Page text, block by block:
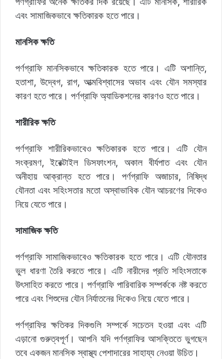
এবং সামাজিকভাবে ক্ষতিকারক হতে পারে।
মানসিক ক্ষতি
পর্ণগ্রাফি মানসিকভাবে ক্ষতিকারক হতে পারে। এটি অশান্তি,
হতাশা, উদ্বেগ, রাগ, আত্মবিশ্বাসের অভাব এবং যৌন সমস্যার
কারণ হতে পারে। পর্ণগ্রাফি অ্যাডিকশনের কারণও হতে পারে।
শারীরিক ক্ষতি
পর্ণগ্রাফি শারীরিকভাবেও ক্ষতিকারক হতে পারে। এটি যৌন
সংক্রমণ, ইরেক্টাইল ডিসফাংশন, অকাল বীর্যপাত এবং যৌন
অনীহায় আক্রান্ত হতে পারে। পর্ণগ্রাফি অজাচার, নিষিদ্ধ
যৌনতা এবং সহিংসতার মতো অস্বাভাবিক যৌন আচরণের দিকেও
নিয়ে যেতে পারে।
সামাজিক ক্ষতি
পর্ণগ্রাফি সামাজিকভাবেও ক্ষতিকারক হতে পারে। এটি যৌনতার
ভুল ধারণা তৈরি করতে পারে। এটি নারীদের প্রতি সহিংসতাকে
উৎসাহিত করতে পারে। পর্ণগ্রাফি পারিবারিক সম্পর্ককে নষ্ট করতে
পারে এবং শিশুদের যৌন নির্যাতনের দিকেও নিয়ে যেতে পারে।
পর্ণগ্রাফির ক্ষতিকর দিকগুলি সম্পর্কে সচেতন হওয়া এবং এটি
এড়ানো গুরুত্বপূর্ণ। আপনি যদি পর্ণগ্রাফির আসক্তিতে ভুগছেন
তবে একজন মানসিক স্বাস্থ্য পেশাদারের সাহায্য নেওয়া উচিত।